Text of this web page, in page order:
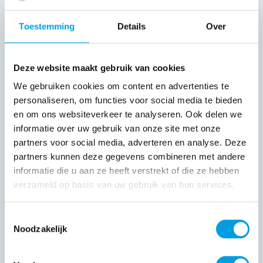
Toestemming Details Over
Deze website maakt gebruik van cookies
We gebruiken cookies om content en advertenties te
personaliseren, om functies voor social media te bieden
en om ons websiteverkeer te analyseren. Ook delen we
informatie over uw gebruik van onze site met onze
partners voor social media, adverteren en analyse. Deze
partners kunnen deze gegevens combineren met andere
informatie die u aan ze heeft verstrekt of die ze hebben
verzameld op basis van uw gebruik van hun services.
Noodzakelijk
EQUANS Refrigeration B.V., Panningen
4 APR 2024